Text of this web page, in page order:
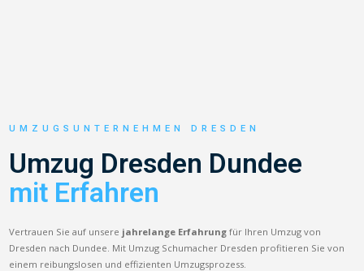
UMZUGSUNTERNEHMEN DRESDEN
Umzug Dresden Dundee
mit Erfahren
Vertrauen Sie auf unsere jahrelange Erfahrung für Ihren Umzug von
Dresden nach Dundee. Mit Umzug Schumacher Dresden profitieren Sie von
einem reibungslosen und effizienten Umzugsprozess.